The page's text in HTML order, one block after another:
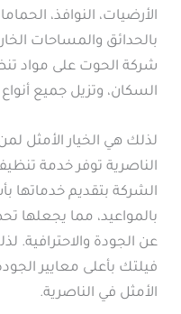
الأرضيات، النوافذ،
بالحدائق والمساحات
شركة الحوت على مواد
السكان، وتزيل جميع
لذلك هي الخيار الأمثل
الناصرية توفر خدمة
الشركة بتقديم خدماتها
بالمواعيد، مما يجعلها
عن الجودة والاحترافية.
فيلتك بأعلى معايير
الأمثل في الناصرية.